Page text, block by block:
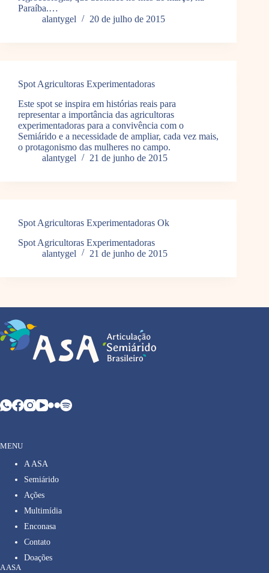
Paraíba.…
alantygel
20 de julho de 2015
Spot Agricultoras Experimentadoras
Este spot se inspira em histórias reais para
representar a importância das agricultoras
experimentadoras para a convivência com o
Semiárido e a necessidade de ampliar, cada vez mais,
o protagonismo das mulheres no campo.
alantygel
21 de junho de 2015
Spot Agricultoras Experimentadoras Ok
Spot Agricultoras Experimentadoras
alantygel
21 de junho de 2015
MENU
A ASA
Semiárido
Ações
Multimídia
Enconasa
Contato
Doações
A ASA